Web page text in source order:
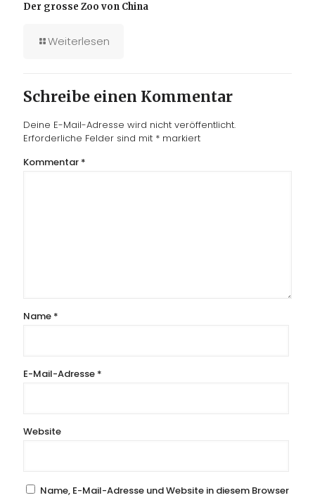
Der grosse Zoo von China
Weiterlesen
Schreibe einen Kommentar
Deine E-Mail-Adresse wird nicht veröffentlicht.
Erforderliche Felder sind mit * markiert
Kommentar *
Name *
E-Mail-Adresse *
Website
Name, E-Mail-Adresse und Website in diesem Browser